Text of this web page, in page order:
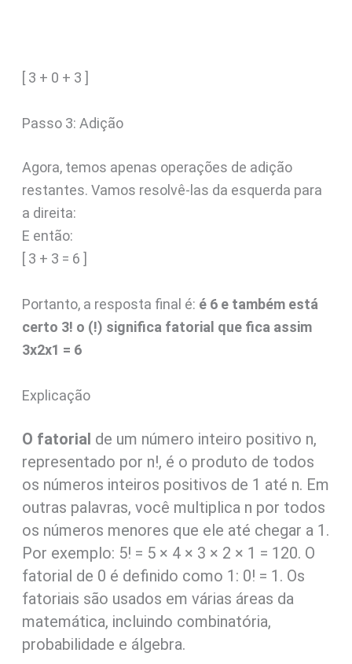
[ 3 + 0 + 3 ]
Passo 3: Adição
Agora, temos apenas operações de adição
restantes. Vamos resolvê-las da esquerda para
a direita:
E então:
[ 3 + 3 = 6 ]
Portanto, a resposta final é: é 6 e também está
certo 3! o (!) significa fatorial que fica assim
3x2x1 = 6
Explicação
O fatorial de um número inteiro positivo n,
representado por n!, é o produto de todos
os números inteiros positivos de 1 até n. Em
outras palavras, você multiplica n por todos
os números menores que ele até chegar a 1.
Por exemplo: 5! = 5 × 4 × 3 × 2 × 1 = 120. O
fatorial de 0 é definido como 1: 0! = 1. Os
fatoriais são usados em várias áreas da
matemática, incluindo combinatória,
probabilidade e álgebra.